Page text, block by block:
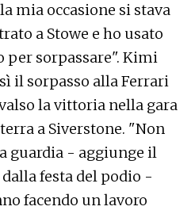
mia occasione si stava
a Stowe e ho usato
per sorpassare". Kimi
il sorpasso alla Ferrari
la vittoria nella gara
a Siverstone. "Non
guardia - aggiunge il
festa del podio -
facendo un lavoro